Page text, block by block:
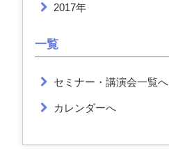
2017年
一覧
セミナー・講演会一覧へ
カレンダーへ